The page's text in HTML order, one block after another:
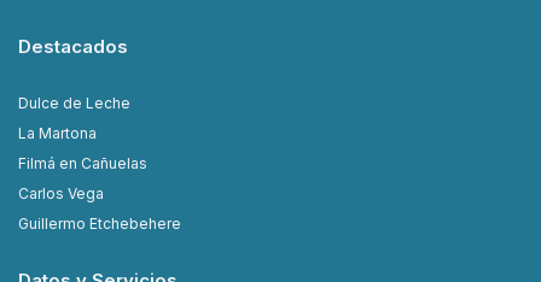
Destacados
Dulce de Leche
La Martona
Filmá en Cañuelas
Carlos Vega
Guillermo Etchebehere